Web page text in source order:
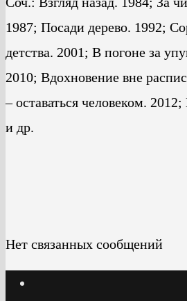
1987; Посади дерево. 1992;
детства. 2001; В погоне за
2010; Вдохновение вне
– оставаться человеком.
и др.
Нет связанных сообщений